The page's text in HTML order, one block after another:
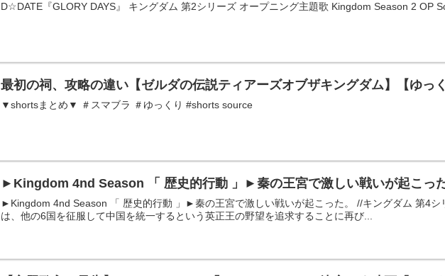
D☆DATE『GLORY DAYS』 キングダム 第2シリーズ オープニング主題歌 Kingdom Season 2 OP
最初の祠、攻略の違い【ゼルダの伝説ティアーズオブザキングダム】【ゆっ
▼shortsまとめ▼ ＃スマブラ ＃ゆっくり #shorts source
►Kingdom 4nd Season 「 歴史的行動 」►秦の王宮で激しい戦いが起こっ
►Kingdom 4nd Season 「 歴史的行動 」►秦の王宮で激しい戦いが起こった。 //キングダム 第4シ
は、他の6国を征服して中国を統一するという英正王の野望を追求することに再び...